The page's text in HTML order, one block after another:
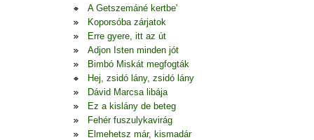
A Getszemáné kertbe'
Koporsóba zárjatok
Erre gyere, itt az út
Adjon Isten minden jót
Bimbó Miskát megfogták
Hej, zsidó lány, zsidó lány
Dávid Marcsa libája
Ez a kislány de beteg
Fehér fuszulykavirág
Elmehetsz már, kismadár